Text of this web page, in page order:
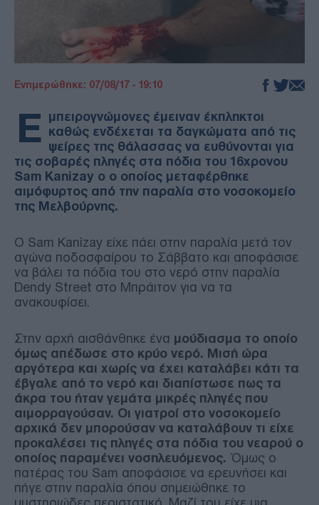
Ενημερώθηκε: 07/08/17 - 19:10
Ε μπειρογνώμονες έμειναν έκπληκτοι
καθώς ενδέχεται τα δαγκώματα από τις
ψείρες της θάλασσας να ευθύνονται για
τις σοβαρές πληγές στα πόδια του 16χρονου
Sam Kanizay ο ο οποίος μεταφέρθηκε
αιμόφυρτος από την παραλία στο νοσοκομείο
της Μελβούρνης.
Ο Sam Kanizay είχε πάει στην παραλία μετά τον
αγώνα ποδοσφαίρου το Σάββατο και αποφάσισε
να βάλει τα πόδια του στο νερό στην παραλία
Dendy Street στο Μπράιτον για να τα
ανακουφίσει.
Στην αρχή αισθάνθηκε ένα μούδιασμα το οποίο
όμως απέδωσε στο κρύο νερό. Μισή ώρα
αργότερα και χωρίς να έχει καταλάβει κάτι τα
έβγαλε από το νερό και διαπίστωσε πως τα
άκρα του ήταν γεμάτα μικρές πληγές που
αιμορραγούσαν. Οι γιατροί στο νοσοκομείο
αρχικά δεν μπορούσαν να καταλάβουν τι είχε
προκαλέσει τις πληγές στα πόδια του νεαρού ο
οποίος παραμένει νοσηλευόμενος. Όμως ο
πατέρας του Sam αποφάσισε να ερευνήσει και
πήγε στην παραλία όπου σημειώθηκε το